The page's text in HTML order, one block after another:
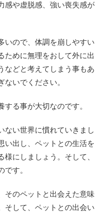
感や虚脱感、強い喪失感が
いので、体調を崩しやすい
ために無理をおして外に出
などと考えてしまう事もあ
いでください。
る事が大切なのです。
ない世界に慣れていきまし
い出し、ペットとの生活を
にしましょう。そして、
す。
そのペットと出会えた意味
そして、ペットとの出会い